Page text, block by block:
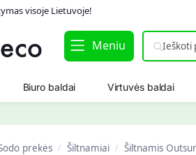
visoje Lietuvoje!
Meniu
Biuro baldai Virtuvės baldai
prekės / Šiltnamiai / Šiltnamis